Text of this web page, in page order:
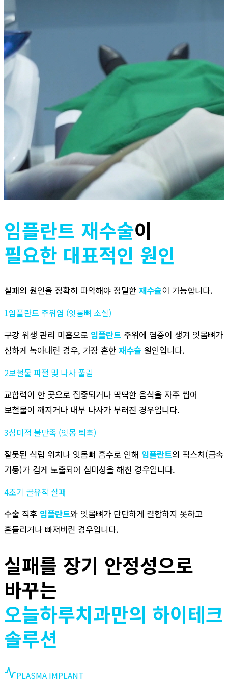
임플란트 재수술이
필요한 대표적인 원인
실패의 원인을 정확히 파악해야 정밀한 재수술이 가능합니다.
1임플란트 주위염 (잇몸뼈 소실)
구강 위생 관리 미흡으로 임플란트 주위에 염증이 생겨 잇몸뼈가
심하게 녹아내린 경우, 가장 흔한 재수술 원인입니다.
2보철물 파절 및 나사 풀림
교합력이 한 곳으로 집중되거나 딱딱한 음식을 자주 씹어
보철물이 깨지거나 내부 나사가 부러진 경우입니다.
3심미적 불만족 (잇몸 퇴축)
잘못된 식립 위치나 잇몸뼈 흡수로 인해 임플란트의 픽스처(금속
기둥)가 검게 노출되어 심미성을 해친 경우입니다.
4초기 골유착 실패
수술 직후 임플란트와 잇몸뼈가 단단하게 결합하지 못하고
흔들리거나 빠져버린 경우입니다.
실패를 장기 안정성으로
바꾸는
오늘하루치과만의 하이테크
솔루션
PLASMA IMPLANT